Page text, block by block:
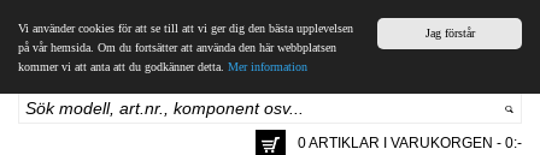
Jag förstår
Vi använder cookies för att se till att vi ger dig den bästa upplevelsen
på vår hemsida. Om du fortsätter att använda den här webbplatsen
kommer vi att anta att du godkänner detta. Mer information
0 ARTIKLAR I VARUKORGEN - 0:-